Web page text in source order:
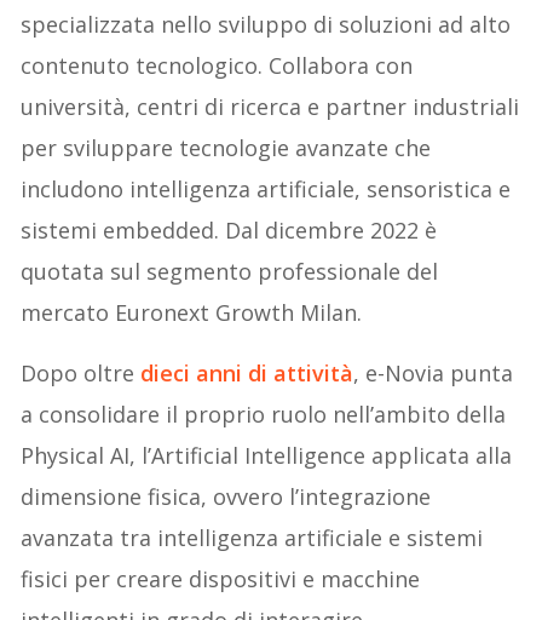
specializzata nello sviluppo di soluzioni ad alto
contenuto tecnologico. Collabora con
università, centri di ricerca e partner industriali
per sviluppare tecnologie avanzate che
includono intelligenza artificiale, sensoristica e
sistemi embedded. Dal dicembre 2022 è
quotata sul segmento professionale del
mercato Euronext Growth Milan.
Dopo oltre dieci anni di attività, e-Novia punta
a consolidare il proprio ruolo nell’ambito della
Physical AI, l’Artificial Intelligence applicata alla
dimensione fisica, ovvero l’integrazione
avanzata tra intelligenza artificiale e sistemi
fisici per creare dispositivi e macchine